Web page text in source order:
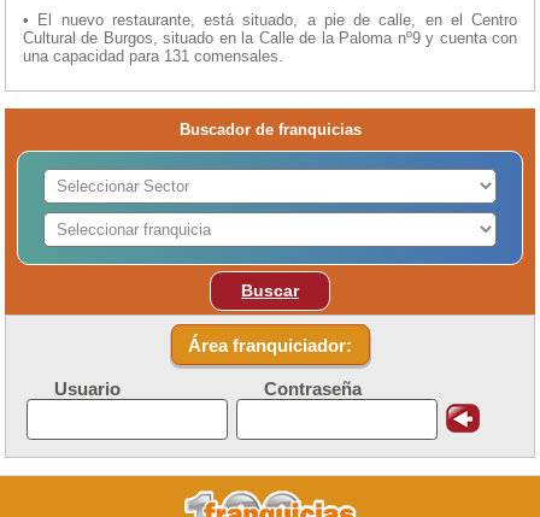
• El nuevo restaurante, está situado, a pie de calle, en el Centro
Cultural de Burgos, situado en la Calle de la Paloma nº9 y cuenta con
una capacidad para 131 comensales.
Buscador de franquicias
Buscar
Área franquiciador:
Usuario Contraseña